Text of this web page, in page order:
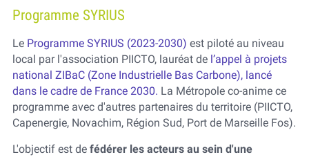
Programme SYRIUS
Le Programme SYRIUS (2023-2030) est piloté au niveau
local par l'association PIICTO, lauréat de l’appel à projets
national ZIBaC (Zone Industrielle Bas Carbone), lancé
dans le cadre de France 2030. La Métropole co-anime ce
programme avec d'autres partenaires du territoire (PIICTO,
Capenergie, Novachim, Région Sud, Port de Marseille Fos).
L'objectif est defédérer les acteurs au sein d'une